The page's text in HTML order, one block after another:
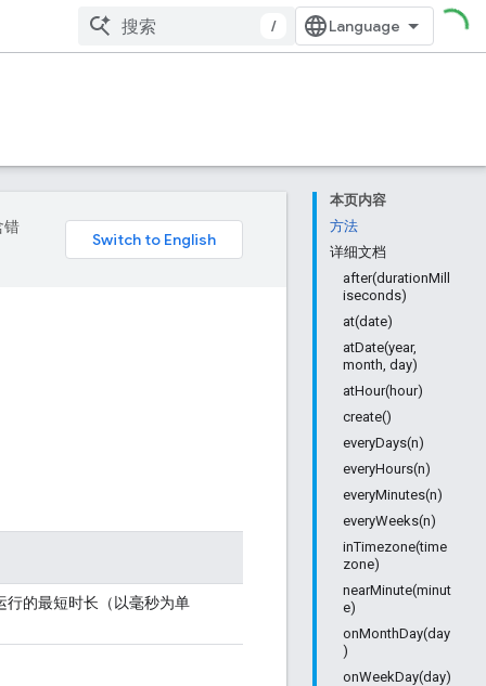
/
本页内容
方法
详细文档
after(durationMill
iseconds)
at(date)
atDate(year,
month, day)
atHour(hour)
create()
everyDays(n)
everyHours(n)
everyMinutes(n)
everyWeeks(n)
inTimezone(time
zone)
nearMinute(minut
e)
onMonthDay(day
)
onWeekDay(day)
错
行的最短时长（以毫秒为单